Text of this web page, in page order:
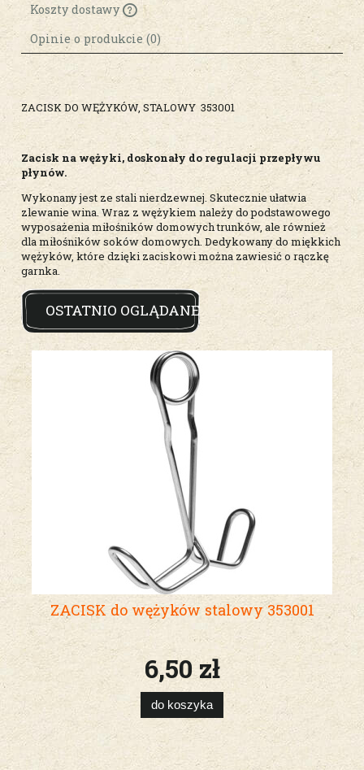
Koszty dostawy
Cena nie zawiera ewentualnych kosztów
płatności
Opinie o produkcie (0)
ZACISK DO WĘŻYKÓW, STALOWY 353001
Zacisk na wężyki, doskonały do regulacji przepływu
płynów.
Wykonany jest ze stali nierdzewnej. Skutecznie ułatwia
zlewanie wina. Wraz z wężykiem należy do podstawowego
wyposażenia miłośników domowych trunków, ale również
dla miłośników soków domowych. Dedykowany do miękkich
wężyków, które dzięki zaciskowi można zawiesić o rączkę
garnka.
OSTATNIO OGLĄDANE
ZACISK do wężyków stalowy 353001
6,50 zł
do koszyka